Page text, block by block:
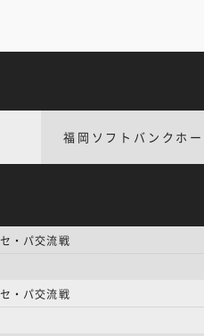
福岡ソフトバンクホー
パ交流戦
パ交流戦